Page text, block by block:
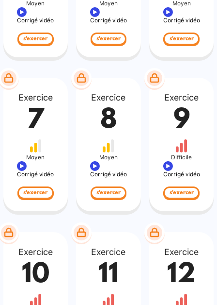
Moyen
Corrigé vidéo
s'exercer
Moyen
Corrigé vidéo
s'exercer
Moyen
Corrigé vidéo
s'exercer
Exercice
7
Moyen
Corrigé vidéo
s'exercer
Exercice
8
Moyen
Corrigé vidéo
s'exercer
Exercice
9
Difficile
Corrigé vidéo
s'exercer
Exercice
10
Exercice
11
Exercice
12